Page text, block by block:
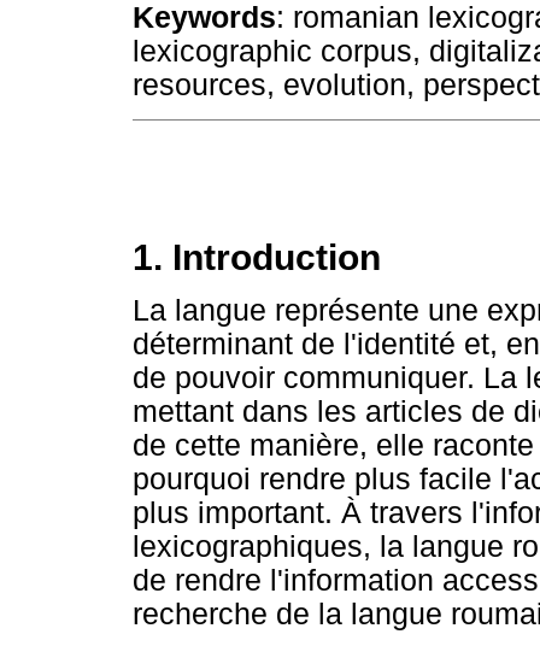
Keywords: romanian
lexicographic corpus,
resources, evolution,
1. Introduction
La langue représente une
déterminant de l'identité et,
de pouvoir communiquer. La
mettant dans les articles de
de cette manière, elle
pourquoi rendre plus facile
plus important. À travers
lexicographiques, la langue
de rendre l'information
recherche de la langue